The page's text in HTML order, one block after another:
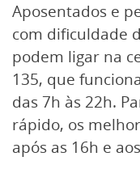
Aposentados e
com dificuldade
podem ligar na
135, que
das 7h às 22h.
rápido, os
após as 16h e